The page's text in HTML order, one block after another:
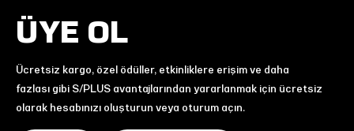
ÜYE OL
Ücretsiz kargo, özel ödüller, etkinliklere erişim ve daha
fazlası gibi S/PLUS avantajlarından yararlanmak için ücretsiz
olarak hesabınızı oluşturun veya oturum açın.